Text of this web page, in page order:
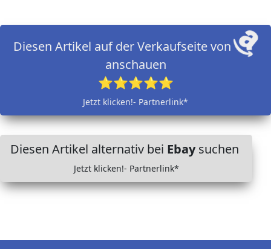
Diesen Artikel auf der Verkaufseite von
anschauen
⭐⭐⭐⭐⭐
Jetzt klicken!- Partnerlink*
Diesen Artikel alternativ bei Ebaysuchen
Jetzt klicken!- Partnerlink*